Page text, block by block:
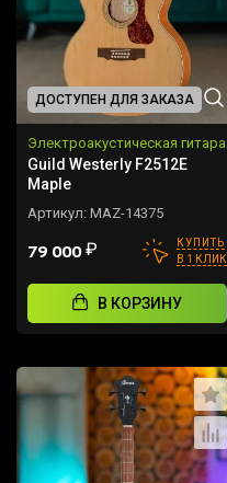
ДОСТУПЕН ДЛЯ ЗАКАЗА
Электроакустическая гитара
Guild Westerly F2512E
Maple
Артикул: MAZ-14375
79 000₽
КУПИТЬ
В 1 КЛИК
В КОРЗИНУ